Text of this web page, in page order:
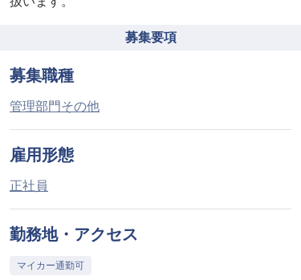
募集要項
募集職種
管理部門その他
雇用形態
正社員
勤務地・アクセス
マイカー通勤可